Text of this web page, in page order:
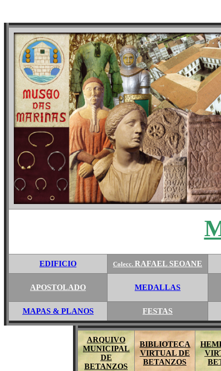
EDIFICIO Colecc. RAFAEL SEOANE
APOSTOLADO MEDALLAS
MAPAS & PLANOS FESTAS
ARQUIVO
MUNICIPAL
DE
BETANZOS
BIBLIOTECA
VIRTUAL DE
BETANZOS